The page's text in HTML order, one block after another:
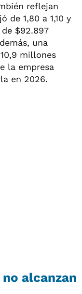
reflejan
de 1,80 a 1,10 y
$92.897
una
millones
la empresa
en 2026.
alcanzan